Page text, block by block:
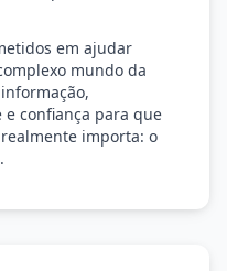
em ajudar
mundo da
confiança para que
importa: o